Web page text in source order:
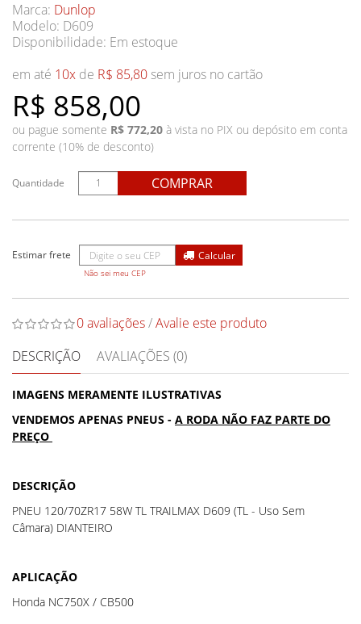
Marca: Dunlop
Modelo: D609
Disponibilidade: Em estoque
R$ 858,00
em até 10x de R$ 85,80 sem juros no cartão
ou pague somente R$ 772,20 à vista no PIX ou depósito em conta
corrente (10% de desconto)
Quantidade COMPRAR
Não sei meu CEP
0 avaliações/Avalie este produto
DESCRIÇÃO
AVALIAÇÕES (0)
IMAGENS MERAMENTE ILUSTRATIVAS
VENDEMOS APENAS PNEUS - A RODA NÃO FAZ PARTE DO
PREÇO
DESCRIÇÃO
PNEU 120/70ZR17 58W TL TRAILMAX D609 (TL - Uso Sem
Câmara) DIANTEIRO
APLICAÇÃO
Honda NC750X / CB500